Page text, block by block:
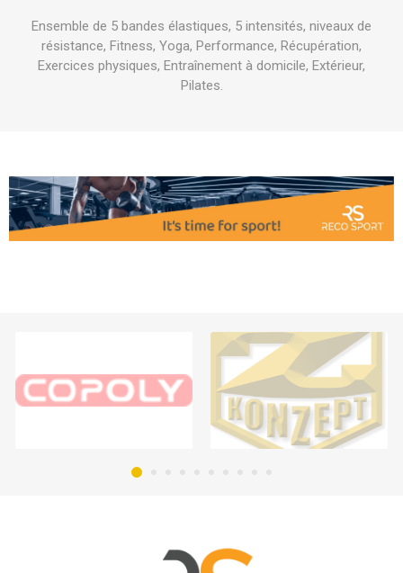
Ensemble de 5 bandes élastiques, 5 intensités, niveaux de
résistance, Fitness, Yoga, Performance, Récupération,
Exercices physiques, Entraînement à domicile, Extérieur,
Pilates.